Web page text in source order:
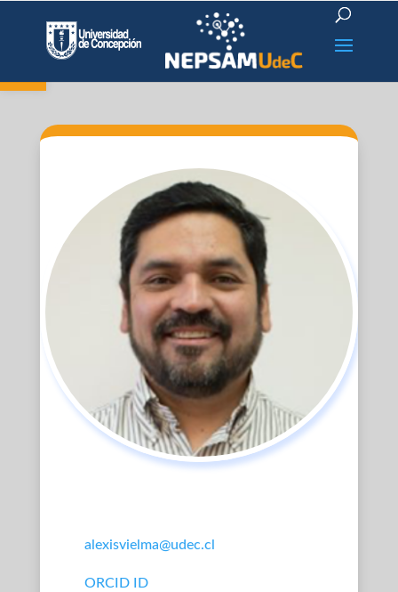
Open toolbar
alexisvielma@udec.cl
ORCID ID